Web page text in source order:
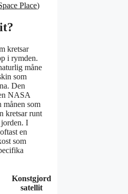
Place)
kretsar
i rymden.
måne
som
Den
NASA
månen som
kretsar runt
jorden. I
en
som
Konstgjord
satellit